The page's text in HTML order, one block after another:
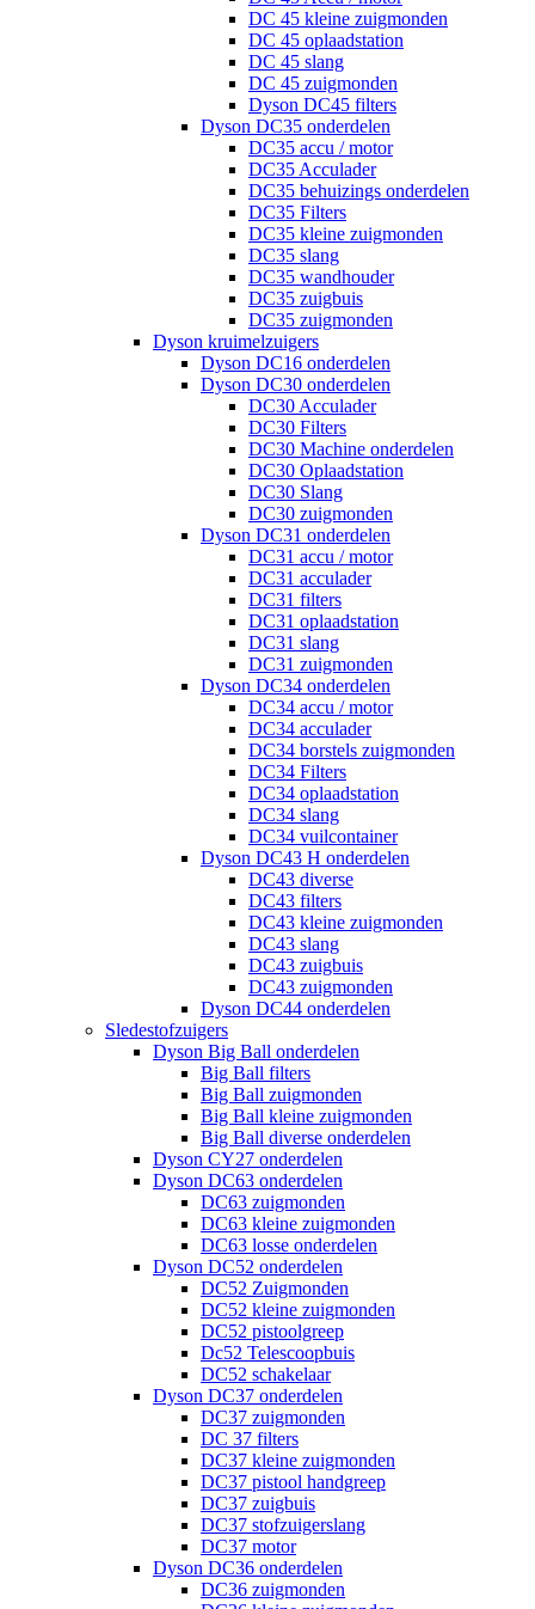
DC 45 kleine zuigmonden
DC 45 oplaadstation
DC 45 slang
DC 45 zuigmonden
Dyson DC45 filters
Dyson DC35 onderdelen
DC35 accu / motor
DC35 Acculader
DC35 behuizings onderdelen
DC35 Filters
DC35 kleine zuigmonden
DC35 slang
DC35 wandhouder
DC35 zuigbuis
DC35 zuigmonden
Dyson kruimelzuigers
Dyson DC16 onderdelen
Dyson DC30 onderdelen
DC30 Acculader
DC30 Filters
DC30 Machine onderdelen
DC30 Oplaadstation
DC30 Slang
DC30 zuigmonden
Dyson DC31 onderdelen
DC31 accu / motor
DC31 acculader
DC31 filters
DC31 oplaadstation
DC31 slang
DC31 zuigmonden
Dyson DC34 onderdelen
DC34 accu / motor
DC34 acculader
DC34 borstels zuigmonden
DC34 Filters
DC34 oplaadstation
DC34 slang
DC34 vuilcontainer
Dyson DC43 H onderdelen
DC43 diverse
DC43 filters
DC43 kleine zuigmonden
DC43 slang
DC43 zuigbuis
DC43 zuigmonden
Dyson DC44 onderdelen
Sledestofzuigers
Dyson Big Ball onderdelen
Big Ball filters
Big Ball zuigmonden
Big Ball kleine zuigmonden
Big Ball diverse onderdelen
Dyson CY27 onderdelen
Dyson DC63 onderdelen
DC63 zuigmonden
DC63 kleine zuigmonden
DC63 losse onderdelen
Dyson DC52 onderdelen
DC52 Zuigmonden
DC52 kleine zuigmonden
DC52 pistoolgreep
Dc52 Telescoopbuis
DC52 schakelaar
Dyson DC37 onderdelen
DC37 zuigmonden
DC 37 filters
DC37 kleine zuigmonden
DC37 pistool handgreep
DC37 zuigbuis
DC37 stofzuigerslang
DC37 motor
Dyson DC36 onderdelen
DC36 zuigmonden